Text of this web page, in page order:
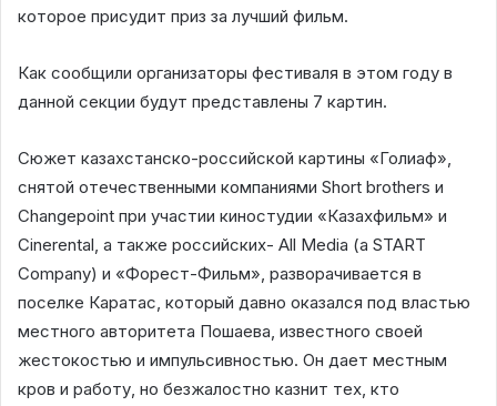
которое присудит приз за лучший фильм.
Как сообщили организаторы фестиваля в этом году в
данной секции будут представлены 7 картин.
Сюжет казахстанско-российской картины «Голиаф»,
снятой отечественными компаниями Short brothers и
Changepoint при участии киностудии «Казахфильм» и
Cinerental, а также российских- All Media (a START
Company) и «Форест-Фильм», разворачивается в
поселке Каратас, который давно оказался под властью
местного авторитета Пошаева, известного своей
жестокостью и импульсивностью. Он дает местным
кров и работу, но безжалостно казнит тех, кто